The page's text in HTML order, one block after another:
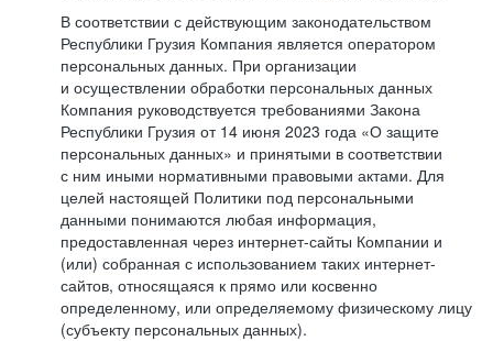
В соответствии с действующим законодательством
Республики Грузия Компания является оператором
персональных данных. При организации
и осуществлении обработки персональных данных
Компания руководствуется требованиями Закона
Республики Грузия от 14 июня 2023 года «О защите
персональных данных» и принятыми в соответствии
с ним иными нормативными правовыми актами. Для
целей настоящей Политики под персональными
данными понимаются любая информация,
предоставленная через интернет-сайты Компании и
(или) собранная с использованием таких интернет-
сайтов, относящаяся к прямо или косвенно
определенному, или определяемому физическому лицу
(субъекту персональных данных).